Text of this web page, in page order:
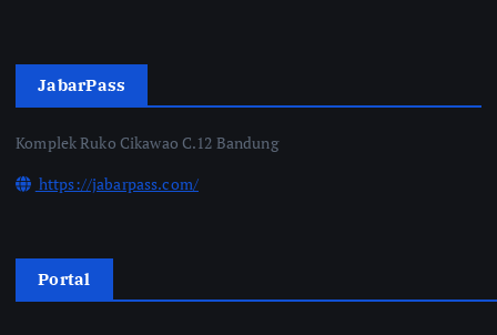
JabarPass
Komplek Ruko Cikawao C.12 Bandung
https://jabarpass.com/
Portal